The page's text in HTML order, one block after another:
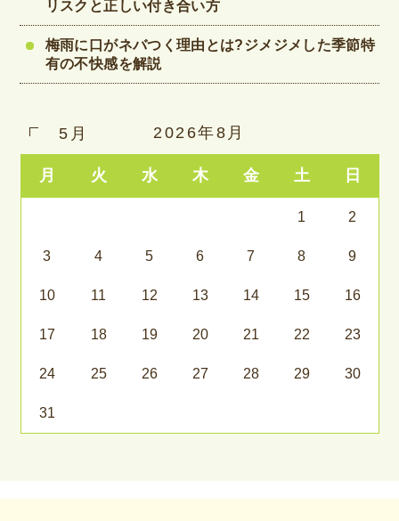
リスクと正しい付き合い方
梅雨に口がネバつく理由とは?ジメジメした季節特
有の不快感を解説
2026年8月
月 火 水 木 金 土 日
5月
1 2
3 4 5 6 7 8 9
10 11 12 13 14 15 16
17 18 19 20 21 22 23
24 25 26 27 28 29 30
31